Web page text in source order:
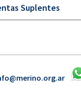
Suplentes